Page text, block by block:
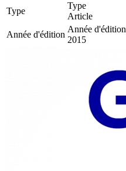
Type
Type
Article
Année d'édition
Année d'édition
2015